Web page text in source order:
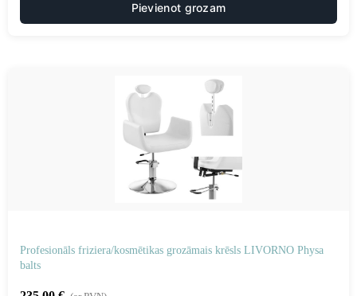
Pievienot grozam
Profesionāls friziera/kosmētikas grozāmais krēsls LIVORNO Physa
balts